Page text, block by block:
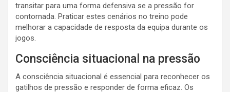
transitar para uma forma defensiva se a pressão for
contornada. Praticar estes cenários no treino pode
melhorar a capacidade de resposta da equipa durante os
jogos.
Consciência situacional na pressão
A consciência situacional é essencial para reconhecer os
gatilhos de pressão e responder de forma eficaz. Os